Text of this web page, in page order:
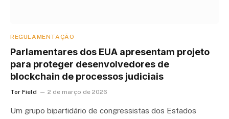
REGULAMENTAÇÃO
Parlamentares dos EUA apresentam projeto
para proteger desenvolvedores de
blockchain de processos judiciais
Tor Field 2 de março de 2026
Um grupo bipartidário de congressistas dos Estados